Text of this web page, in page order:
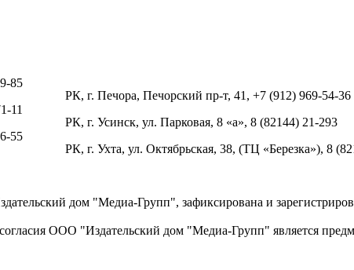
РК, г. Печора, Печорский пр-т, 41, +7 (912) 969-54-36
РК, г. Усинск, ул. Парковая, 8 «а», 8 (82144) 21-293
РК, г. Ухта, ул. Октябрьская, 38, (ТЦ «Березка»), 8
85
11
55
дом "Медиа-Групп", зафиксирована и
ООО "Издательский дом "Медиа-Групп" является